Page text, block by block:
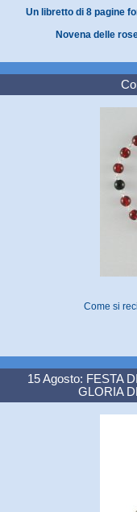
Un libretto di 8 pagine
Novena delle
Come si
15 Agosto: FESTA
GLORIA